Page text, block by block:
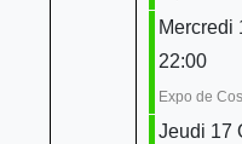
Mercredi
22:00
Expo de
Jeudi 17